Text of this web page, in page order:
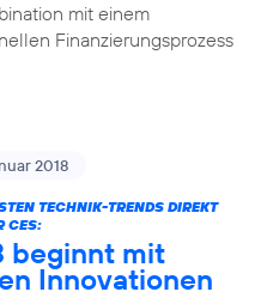
mit einem
Finanzierungsprozess
2018
TECHNIK-TRENDS DIREKT
CES:
beginnt mit
Innovationen